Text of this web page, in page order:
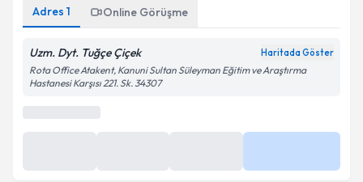
Adres 1 Online Görüşme
Uzm. Dyt. Tuğçe Çiçek Haritada Göster
Rota Office Atakent, Kanuni Sultan Süleyman Eğitim ve Araştırma
Hastanesi Karşısı 221. Sk. 34307